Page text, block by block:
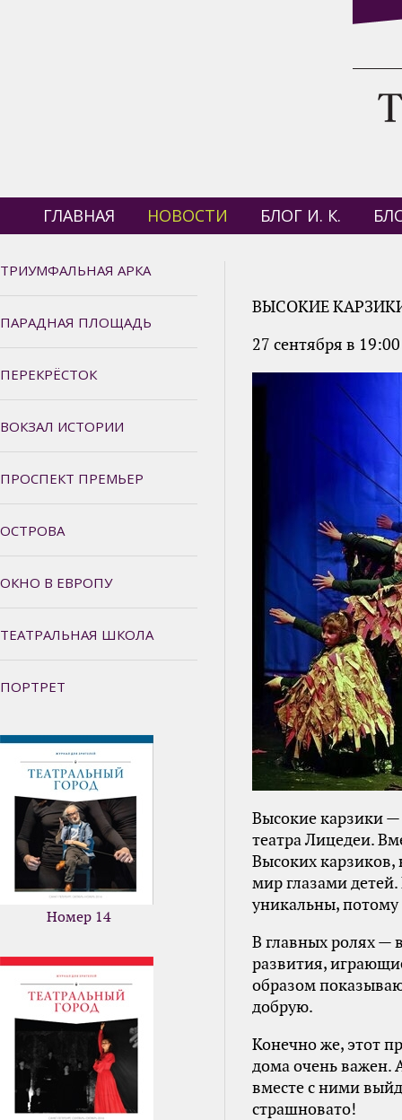
ГЛАВНАЯ НОВОСТИ БЛОГ И. К.
ТРИУМФАЛЬНАЯ АРКА
ПАРАДНАЯ ПЛОЩАДЬ
ПЕРЕКРЁСТОК
ВОКЗАЛ ИСТОРИИ
ПРОСПЕКТ ПРЕМЬЕР
ОСТРОВА
ОКНО В ЕВРОПУ
ТЕАТРАЛЬНАЯ ШКОЛА
ПОРТРЕТ
Номер 14
ВЫСОКИЕ
27 сентября в 19:00
Высокие карзики
театра Лицедеи.
Высоких карзиков,
мир глазами
уникальны,
В главных ролях —
развития,
образом
добрую.
Конечно же, этот
дома очень важен.
вместе с ними
страшновато!